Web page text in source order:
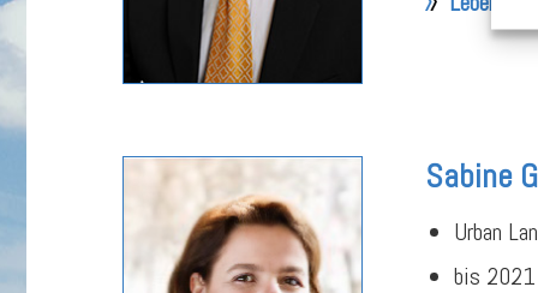
Sabine
Urban
bis 2021